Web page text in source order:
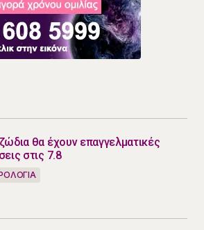
θα έχουν επαγγελματικές
στις 7.8